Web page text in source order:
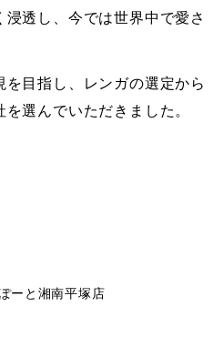
透し、今では世界中で愛さ
目指し、レンガの選定から
選んでいただきました。
ーと湘南平塚店